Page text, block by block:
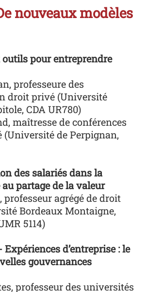
nouveaux modèles
outils pour entreprendre
professeure des
droit privé (Université
CDA UR780)
maîtresse de conférences
de Perpignan,
des salariés dans la
partage de la valeur
professeur agrégé de droit
Bordeaux Montaigne,
5114)
d’entreprise : le
gouvernances
professeur des universités